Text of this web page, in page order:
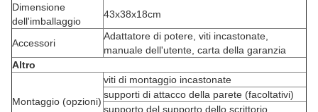
Dimensione
dell'imballaggio
43x38x18cm
Accessori
Adattatore di potere, viti incastonate,
manuale dell'utente, carta della garanzia
Altro
Montaggio (opzioni)
viti di montaggio incastonate
supporti di attacco della parete (facoltativi)
supporto del supporto dello scrittorio